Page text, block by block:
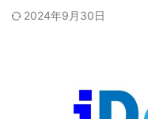
2024年9月30日